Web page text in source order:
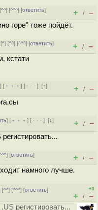
^^] [^^^] [ответить]
+ / –
горе" тоже пойдёт.
^] [^^] [^^^] [ответить]
+ / –
кстати
] [ ﹢﹢﹢] [ · · ·][↑]
+ / –
] [ ﹢﹢﹢] [ · · ·][↓]
+ / –
] [ответить]
+ / –
намного лучше.
[^^] [^^^] [ответить]
+3
+ / –
регистировать...